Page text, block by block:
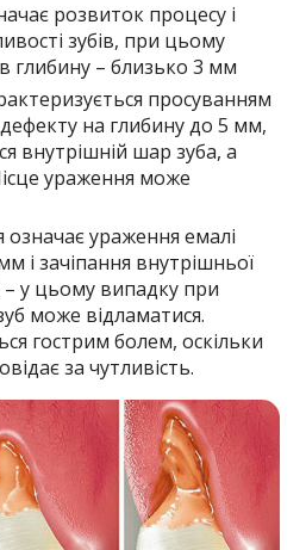
розвиток процесу і
зубів, при цьому
глибину – близько 3 мм
просуванням
на глибину до 5 мм,
внутрішній шар зуба, а
ураження може
означає ураження емалі
і зачіпання внутрішньої
у цьому випадку при
може відламатися.
гострим болем, оскільки
за чутливість.